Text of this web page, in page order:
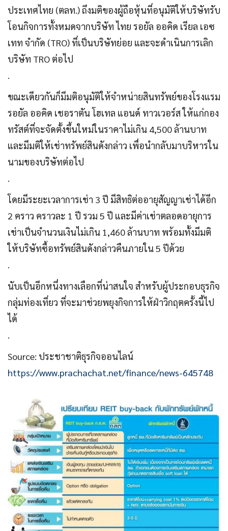
ประเทศไทย (ตลท.) ถึงมติของผู้ถือหุ้นที่อนุมัติให้บริษัทรับ
โอนกิจการทั้งหมดจากบริษัท ไทย รอยัล ออคิด เรียล เอซ
เทท จำกัด (TRO) ที่เป็นบริษัทย่อย และจะดำเนินการเลิก
บริษัท TRO ต่อไป
.
ขณะเดียวกันก็มีมติอนุมัติให้จำหน่ายสินทรัพย์ของโรงแรม
รอยัล ออคิด เชอราตัน โฮเทล แอนด์ ทาวเวอร์ส ให้แก่กอง
ทรัสต์ที่จะจัดตั้งขึ้นใหม่ในราคาไม่เกิน 4,500 ล้านบาท
และมีมติให้เช่าทรัพย์สินดังกล่าว เพื่อนำกลับมาบริหารใน
นามของบริษัทต่อไป
.
โดยมีระยะเวลาการเช่า 3 ปี มีสิทธิต่ออายุสัญญาเช่าได้อีก
2 คราว คราวละ 1 ปี รวม 5 ปี และมีค่าเช่าตลอดอายุการ
เช่าเป็นจำนวนเงินไม่เกิน 1,460 ล้านบาท พร้อมทั้งมีมติ
ให้บริษัทซื้อทรัพย์สินดังกล่าวคืนภายใน 5 ปีด้วย
.
นับเป็นอีกหนึ่งทางเลือกที่น่าสนใจ สำหรับผู้ประกอบธุรกิจ
กลุ่มท่องเที่ยว ที่จะมาช่วยพยุงกิจการให้ฝ่าวิกฤตครั้งนี้ไป
ได้
.
Source: ประชาชาติธุรกิจออนไลน์
https://www.prachachat.net/finance/news-645748